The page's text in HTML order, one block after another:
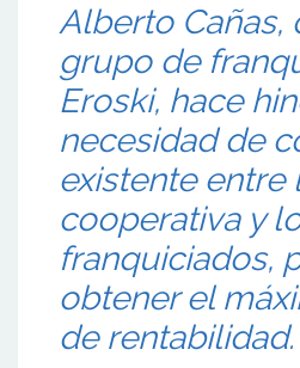
Alberto Cañas,
grupo de
Eroski, hace
necesidad de
existente entre
cooperativa y
franquiciados,
obtener el
de rentabilidad.